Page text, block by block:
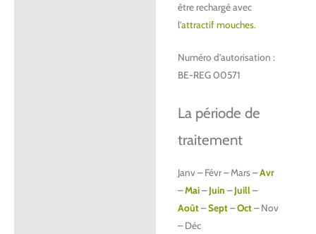
être rechargé avec
l’attractif mouches.
Numéro d’autorisation :
BE-REG 00571
La période de
traitement
Janv – Févr – Mars –Avr
–Mai –Juin –Juill –
Août–Sept –Oct – Nov
– Déc